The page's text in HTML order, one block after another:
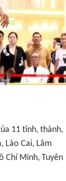
11 tỉnh, thành,
Lào Cai, Lâm
Chí Minh, Tuyên